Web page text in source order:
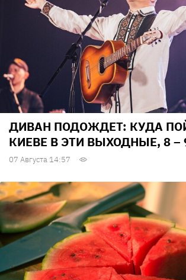
ДИВАН ПОДОЖДЕТ: КУДА
КИЕВЕ В ЭТИ ВЫХОДНЫЕ, 8 –
07 Августа 14:57